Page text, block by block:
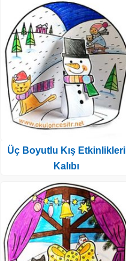
Üç Boyutlu Kış Etkinlikleri
Kalıbı